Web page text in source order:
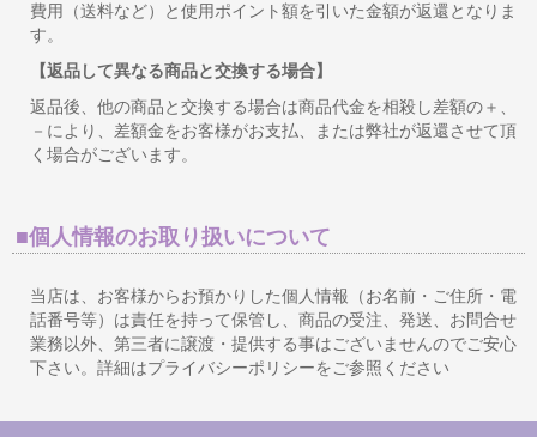
費用（送料など）と使用ポイント額を引いた金額が返還となりま
す。
【返品して異なる商品と交換する場合】
返品後、他の商品と交換する場合は商品代金を相殺し差額の＋、
－により、差額金をお客様がお支払、または弊社が返還させて頂
く場合がございます。
■個人情報のお取り扱いについて
当店は、お客様からお預かりした個人情報（お名前・ご住所・電
話番号等）は責任を持って保管し、商品の受注、発送、お問合せ
業務以外、第三者に譲渡・提供する事はございませんのでご安心
下さい。詳細はプライバシーポリシーをご参照ください